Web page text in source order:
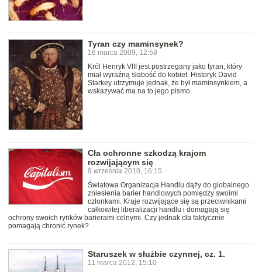
Tyran czy maminsynek?
16 marca 2009, 12:58
Król Henryk VIII jest postrzegany jako tyran, który
miał wyraźną słabość do kobiet. Historyk David
Starkey utrzymuje jednak, że był maminsynkiem, a
wskazywać ma na to jego pismo.
Cła ochronne szkodzą krajom
rozwijającym się
9 września 2010, 16:15
Światowa Organizacja Handlu dąży do globalnego
zniesienia barier handlowych pomiędzy swoimi
członkami. Kraje rozwijające się są przeciwnikami
całkowitej liberalizacji handlu i domagają się
ochrony swoich rynków barierami celnymi. Czy jednak cła faktycznie
pomagają chronić rynek?
Staruszek w służbie czynnej, cz. 1.
11 marca 2012, 15:10